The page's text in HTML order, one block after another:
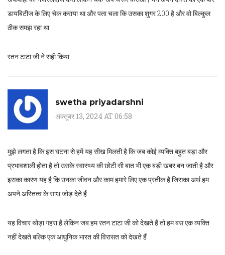
डायबिटीज के लिए चेक कराया था और पता चला कि उसका शुगर 200 है और वो बिल्कुल
ठीक समझ रहा था
रतन टाटा जी ने सही किया
swetha priyadarshni
अक्तूबर 13, 2024 AT 06:58
मुझे लगता है कि इस घटना से हमें यह सीख मिलती है कि जब कोई व्यक्ति बहुत बड़ा और
प्रभावशाली होता है तो उसके स्वास्थ्य की छोटी सी बात भी एक बड़ी खबर बन जाती है और
इसका कारण यह है कि उनका जीवन और काम हमारे लिए एक प्रतीक है जिसका अर्थ हम
अपने अस्तित्व के साथ जोड़ देते हैं
यह विचार थोड़ा गहरा है लेकिन जब हम रतन टाटा जी को देखते हैं तो हम बस एक व्यक्ति
नहीं देखते बल्कि एक आधुनिक भारत की विरासत को देखते हैं